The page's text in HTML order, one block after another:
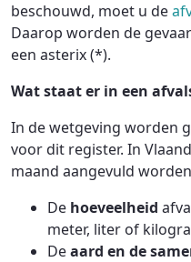
beschouwd, moet u de
Daarop worden de
een asterix (*).
Wat staat er in een
In de wetgeving worden
voor dit register. In
maand aangevuld
De hoeveelheid
meter, liter of
Deaard en de